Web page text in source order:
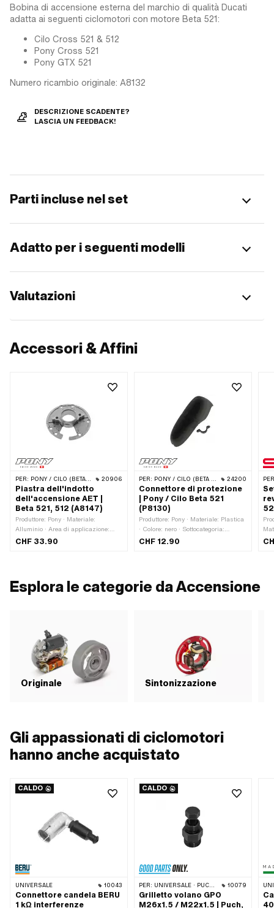
Bobina di accensione esterna del marchio di qualità Ducati
adatta ai seguenti ciclomotori con motore Beta 521:
Cilo Cross 521 & 512
Pony Cross 521
Pony GTX 521
Numero ricambio originale: A8132
DESCRIZIONE SCADENTE?
LASCIA UN FEEDBACK!
Parti incluse nel set
Adatto per i seguenti modelli
Valutazioni
Accessori & Affini
PER: PONY / CILO (BETA 521 E 512) 20906
Piastra dell'indotto
dell'accensione AET |
Beta 521, 512 (A8147)
Produttore: Pony · Materiale:
Alluminio · Area di applicazione:
Originale
CHF 33.90
PER: PONY / CILO (BETA 521 E 512) 24200
Connettore di protezione
| Pony / Cilo Beta 521
(P8130)
Produttore: Pony · Materiale: Plastica
· Colore: nero · Sottocategoria:
Connettore della candela
CHF 12.90
Esplora le categorie da Accensione
Originale Sintonizzazione
Gli appassionati di ciclomotori
hanno anche acquistato
CALDO
UNIVERSALE 10043
Connettore candela BERU
1 kΩ interferenze
CALDO
PER: UNIVERSALE · PUCH · SACHS · PONY / CILO (BETA 521 E 512) · ZÜNDAPP BELMONDO · TOMOS · DKW · ERCOLE · KREIDLER · ZÜNDAPP · KTM · RIXE 10079
Grilletto volano GPO
M26x1.5 / M22x1.5 | Puch,